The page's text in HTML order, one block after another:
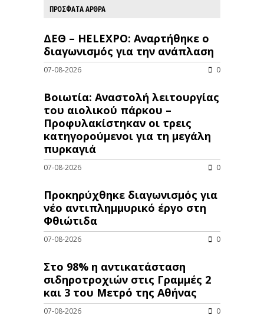
ΠΡΟΣΦΑΤΑ ΑΡΘΡΑ
ΔΕΘ – HELEXPO: Αναρτήθηκε ο
διαγωνισμός για την ανάπλαση
07-08-2026 0
Βοιωτία: Αναστολή λειτουργίας
του αιολικού πάρκου –
Προφυλακίστηκαν οι τρεις
κατηγορούμενοι για τη μεγάλη
πυρκαγιά
07-08-2026 0
Προκηρύχθηκε διαγωνισμός για
νέo αντιπλημμυρικό έργο στη
Φθιώτιδα
07-08-2026 0
Στο 98% η αντικατάσταση
σιδηροτροχιών στις Γραμμές 2
και 3 του Μετρό της Αθήνας
07-08-2026 0